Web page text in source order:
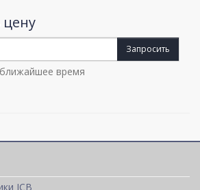
Запросить
время
JCB